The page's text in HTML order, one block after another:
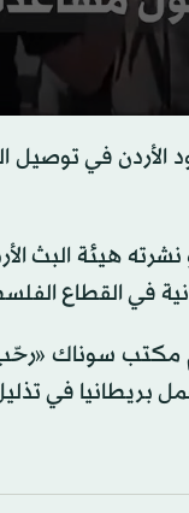
في توصيل
هيئة البث
في القطاع
سوناك «رحّب
بريطانيا في